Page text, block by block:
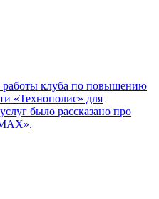
работы клуба по повышению
«Технополис» для
было рассказано про